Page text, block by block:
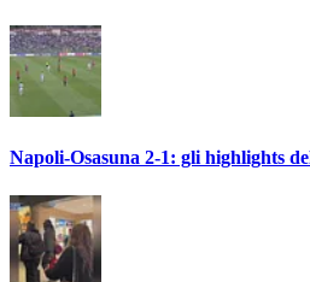
Napoli-Osasuna 2-1: gli highlights